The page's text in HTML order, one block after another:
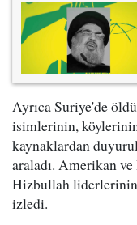
Ayrıca Suriye'de
isimlerinin,
kaynaklardan
araladı. Amerikan
Hizbullah liderlerinin
izledi.